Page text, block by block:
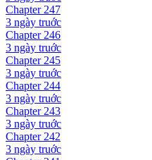
Chapter247
3 ngày truớc
Chapter246
3 ngày truớc
Chapter245
3 ngày truớc
Chapter244
3 ngày truớc
Chapter243
3 ngày truớc
Chapter242
3 ngày truớc